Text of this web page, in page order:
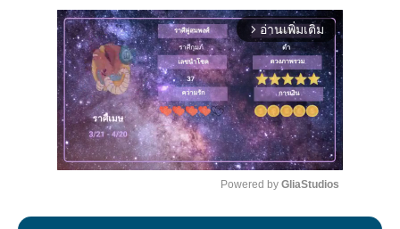
arrow_forward_ios อ่านเพิ่มเติม
Mute
Powered by GliaStudios